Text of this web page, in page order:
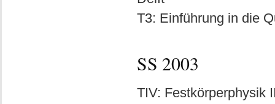
T3: Einführung in die
SS 2003
TIV: Festkörperphysik